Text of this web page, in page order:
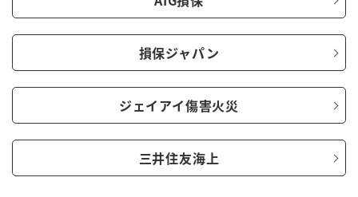
損保ジャパン
ジェイアイ傷害火災
三井住友海上